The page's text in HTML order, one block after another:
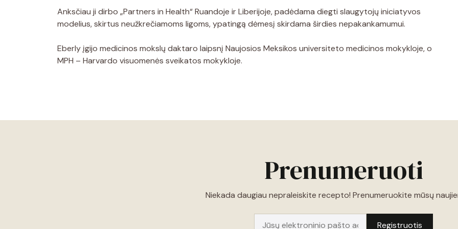
Anksčiau ji dirbo „Partners in Health“ Ruandoje ir Liberijoje, padėdama diegti slaugytojų iniciatyvos
modelius, skirtus neužkrečiamoms ligoms, ypatingą dėmesį skirdama širdies nepakankamumui.
Eberly įgijo medicinos mokslų daktaro laipsnį Naujosios Meksikos universiteto medicinos mokykloje, o
MPH – Harvardo visuomenės sveikatos mokykloje.
Prenumeruoti
Niekada daugiau nepraleiskite recepto! Prenumeruokite mūsų